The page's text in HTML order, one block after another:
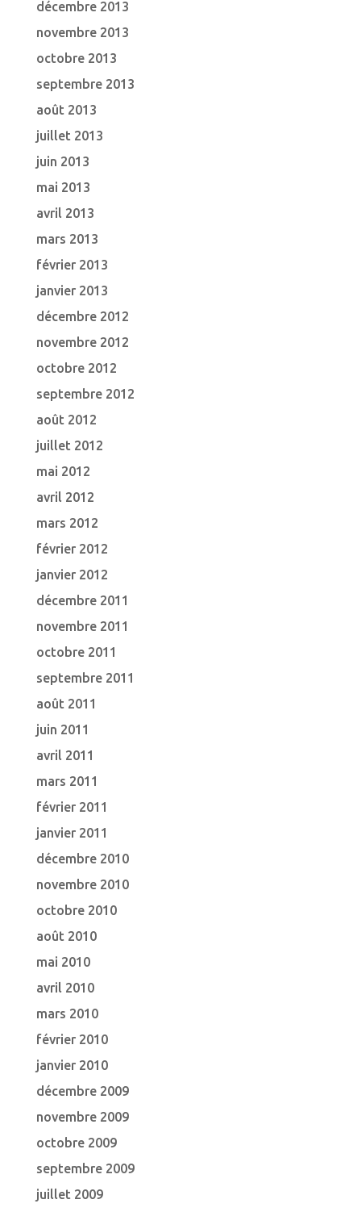
décembre 2013
novembre 2013
octobre 2013
septembre 2013
août 2013
juillet 2013
juin 2013
mai 2013
avril 2013
mars 2013
février 2013
janvier 2013
décembre 2012
novembre 2012
octobre 2012
septembre 2012
août 2012
juillet 2012
mai 2012
avril 2012
mars 2012
février 2012
janvier 2012
décembre 2011
novembre 2011
octobre 2011
septembre 2011
août 2011
juin 2011
avril 2011
mars 2011
février 2011
janvier 2011
décembre 2010
novembre 2010
octobre 2010
août 2010
mai 2010
avril 2010
mars 2010
février 2010
janvier 2010
décembre 2009
novembre 2009
octobre 2009
septembre 2009
juillet 2009